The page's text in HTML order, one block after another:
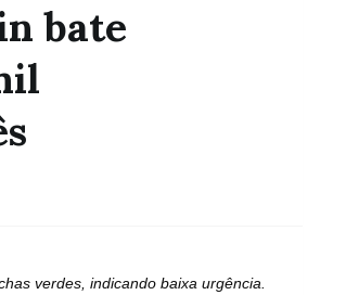
bate
verdes, indicando baixa urgência.